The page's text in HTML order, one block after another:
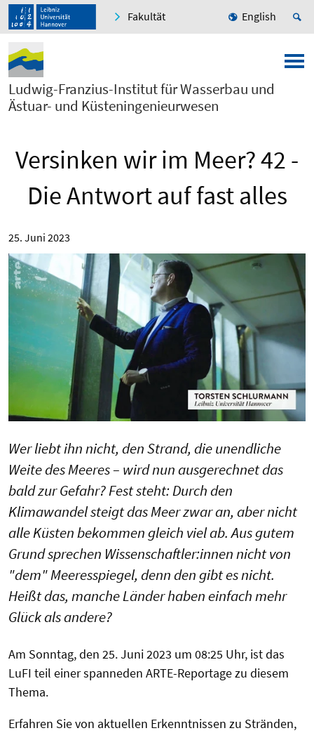
Fakultät English
Ludwig-Franzius-Institut für Wasserbau und
Ästuar- und Küsteningenieurwesen
Versinken wir im Meer? 42 -
Die Antwort auf fast alles
25. Juni 2023
Wer liebt ihn nicht, den Strand, die unendliche
Weite des Meeres – wird nun ausgerechnet das
bald zur Gefahr? Fest steht: Durch den
Klimawandel steigt das Meer zwar an, aber nicht
alle Küsten bekommen gleich viel ab. Aus gutem
Grund sprechen Wissenschaftler:innen nicht von
"dem" Meeresspiegel, denn den gibt es nicht.
Heißt das, manche Länder haben einfach mehr
Glück als andere?
Am Sonntag, den 25. Juni 2023 um 08:25 Uhr, ist das
LuFI teil einer spanneden ARTE-Reportage zu diesem
Thema.
Erfahren Sie von aktuellen Erkenntnissen zu Stränden,